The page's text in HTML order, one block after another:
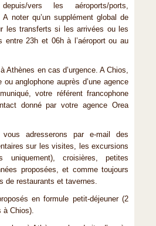
vers les aéroports/ports,
noter qu’un supplément global de
les transferts si les arrivées ou les
entre 23h et 06h à l’aéroport ou au
Athènes en cas d’urgence. A Chios,
anglophone auprès d’une agence
votre référent francophone
donné par votre agence Orea
adresserons par e-mail des
sur les visites, les excursions
uniquement), croisières, petites
proposées, et comme toujours
de restaurants et tavernes.
en formule petit-déjeuner (2
à Chios).